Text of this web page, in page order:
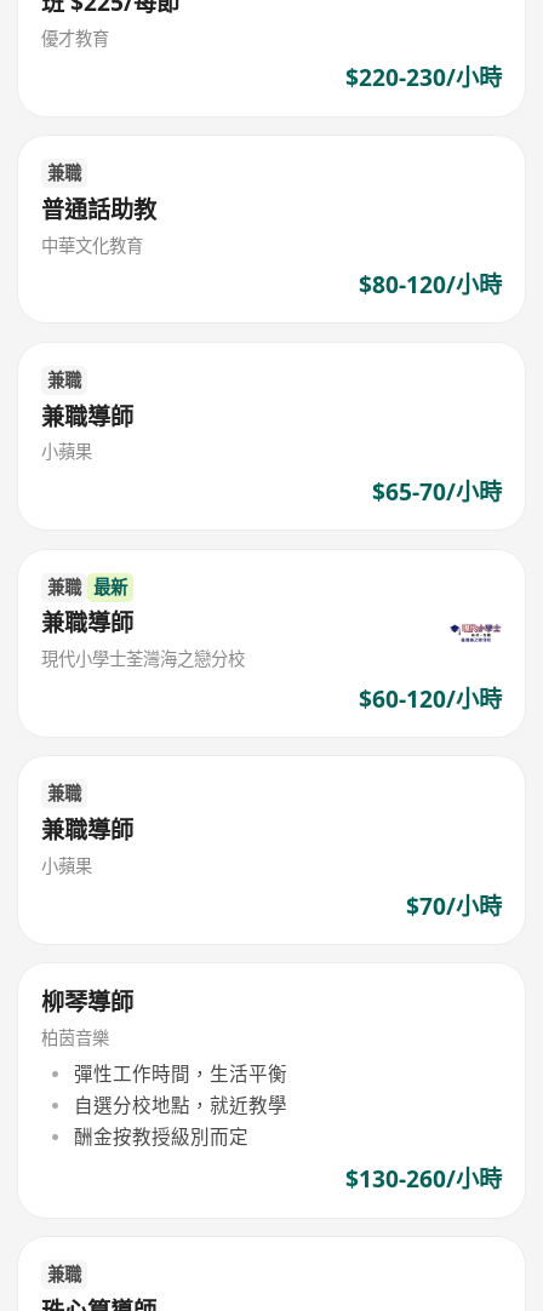
優才教育
$220-230/小時
兼職
普通話助教
中華文化教育
$80-120/小時
兼職
兼職導師
小蘋果
$65-70/小時
兼職 最新
兼職導師
現代小學士荃灣海之戀分校
$60-120/小時
兼職
兼職導師
小蘋果
$70/小時
柳琴導師
柏茵音樂
彈性工作時間，生活平衡
自選分校地點，就近教學
酬金按教授級別而定
$130-260/小時
兼職